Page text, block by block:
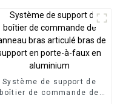
Système de support de
boîtier de commande de